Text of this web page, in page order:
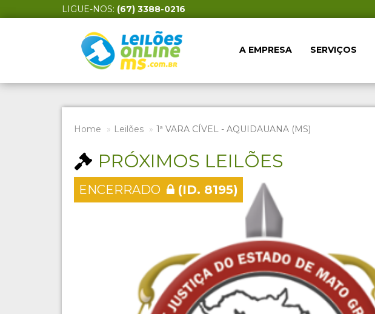
LIGUE-NOS: (67) 3388-0216
A EMPRESA SERVIÇOS
Home Leilões 1ª VARA CÍVEL - AQUIDAUANA (MS)
PRÓXIMOS LEILÕES
ENCERRADO (ID. 8195)